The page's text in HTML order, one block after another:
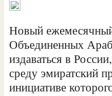
Новый
Объединенных
издаваться в
среду эмиратский
инициативе